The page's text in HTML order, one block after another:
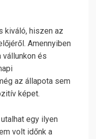
kiváló, hiszen az
Amennyiben
vállunkon és
az állapota sem
képet.
egy ilyen
volt időnk a